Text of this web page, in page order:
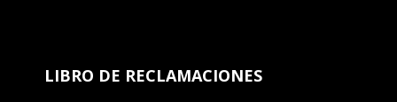
LIBRO DE RECLAMACIONES